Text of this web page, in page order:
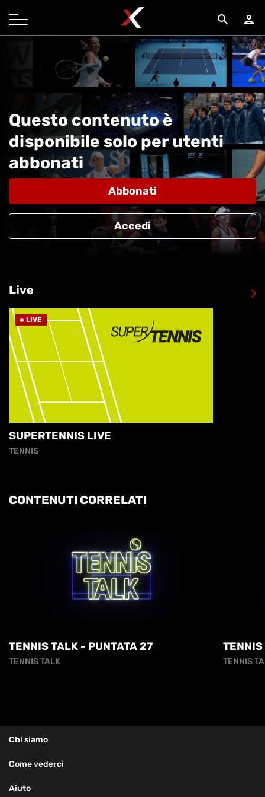
search person
Questo contenuto è
disponibile solo per utenti
abbonati
Abbonati
Accedi
Live
LIVE
SUPERTENNIS LIVE
TENNIS
CONTENUTI CORRELATI
TENNIS TALK - PUNTATA 27
TENNIS TALK TENNIS
Chi siamo
Come vederci
Aiuto